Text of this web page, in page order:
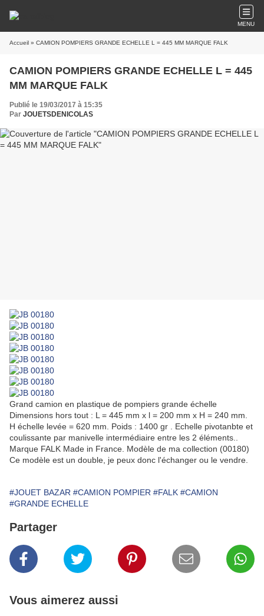
MENU
Accueil » CAMION POMPIERS GRANDE ECHELLE L = 445 MM MARQUE FALK
CAMION POMPIERS GRANDE ECHELLE L = 445
MM MARQUE FALK
Publié le 19/03/2017 à 15:35
Par JOUETSDENICOLAS
Grand camion en plastique de pompiers grande échelle
Dimensions hors tout : L = 445 mm x l = 200 mm x H = 240 mm.
H échelle levée = 620 mm. Poids : 1400 gr . Echelle pivotanbte et
coulissante par manivelle intermédiaire entre les 2 éléments..
Marque FALK Made in France. Modèle de ma collection (00180)
Ce modèle est un double, je peux donc l'échanger ou le vendre.
#JOUET BAZAR #CAMION POMPIER #FALK #CAMION
#GRANDE ECHELLE
Partager
Vous aimerez aussi